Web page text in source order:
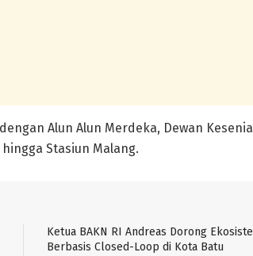
Alun Alun Merdeka, Dewan
Stasiun Malang.
Ketua BAKN RI Andreas Dorong
Berbasis Closed-Loop di Kota Batu